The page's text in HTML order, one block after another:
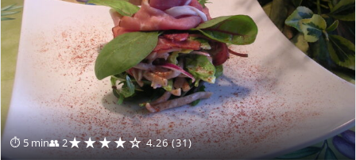
⏱ 5 min👥 2★★★★☆ 4.26 (31)